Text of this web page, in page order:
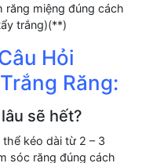
răng miệng đúng cách
trắng)(**)
Hỏi
Răng:
sẽ hết?
kéo dài từ 2 – 3
sóc răng đúng cách